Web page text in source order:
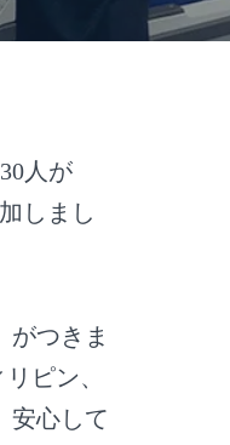
人が
しまし
がつきま
ピン、
安心して